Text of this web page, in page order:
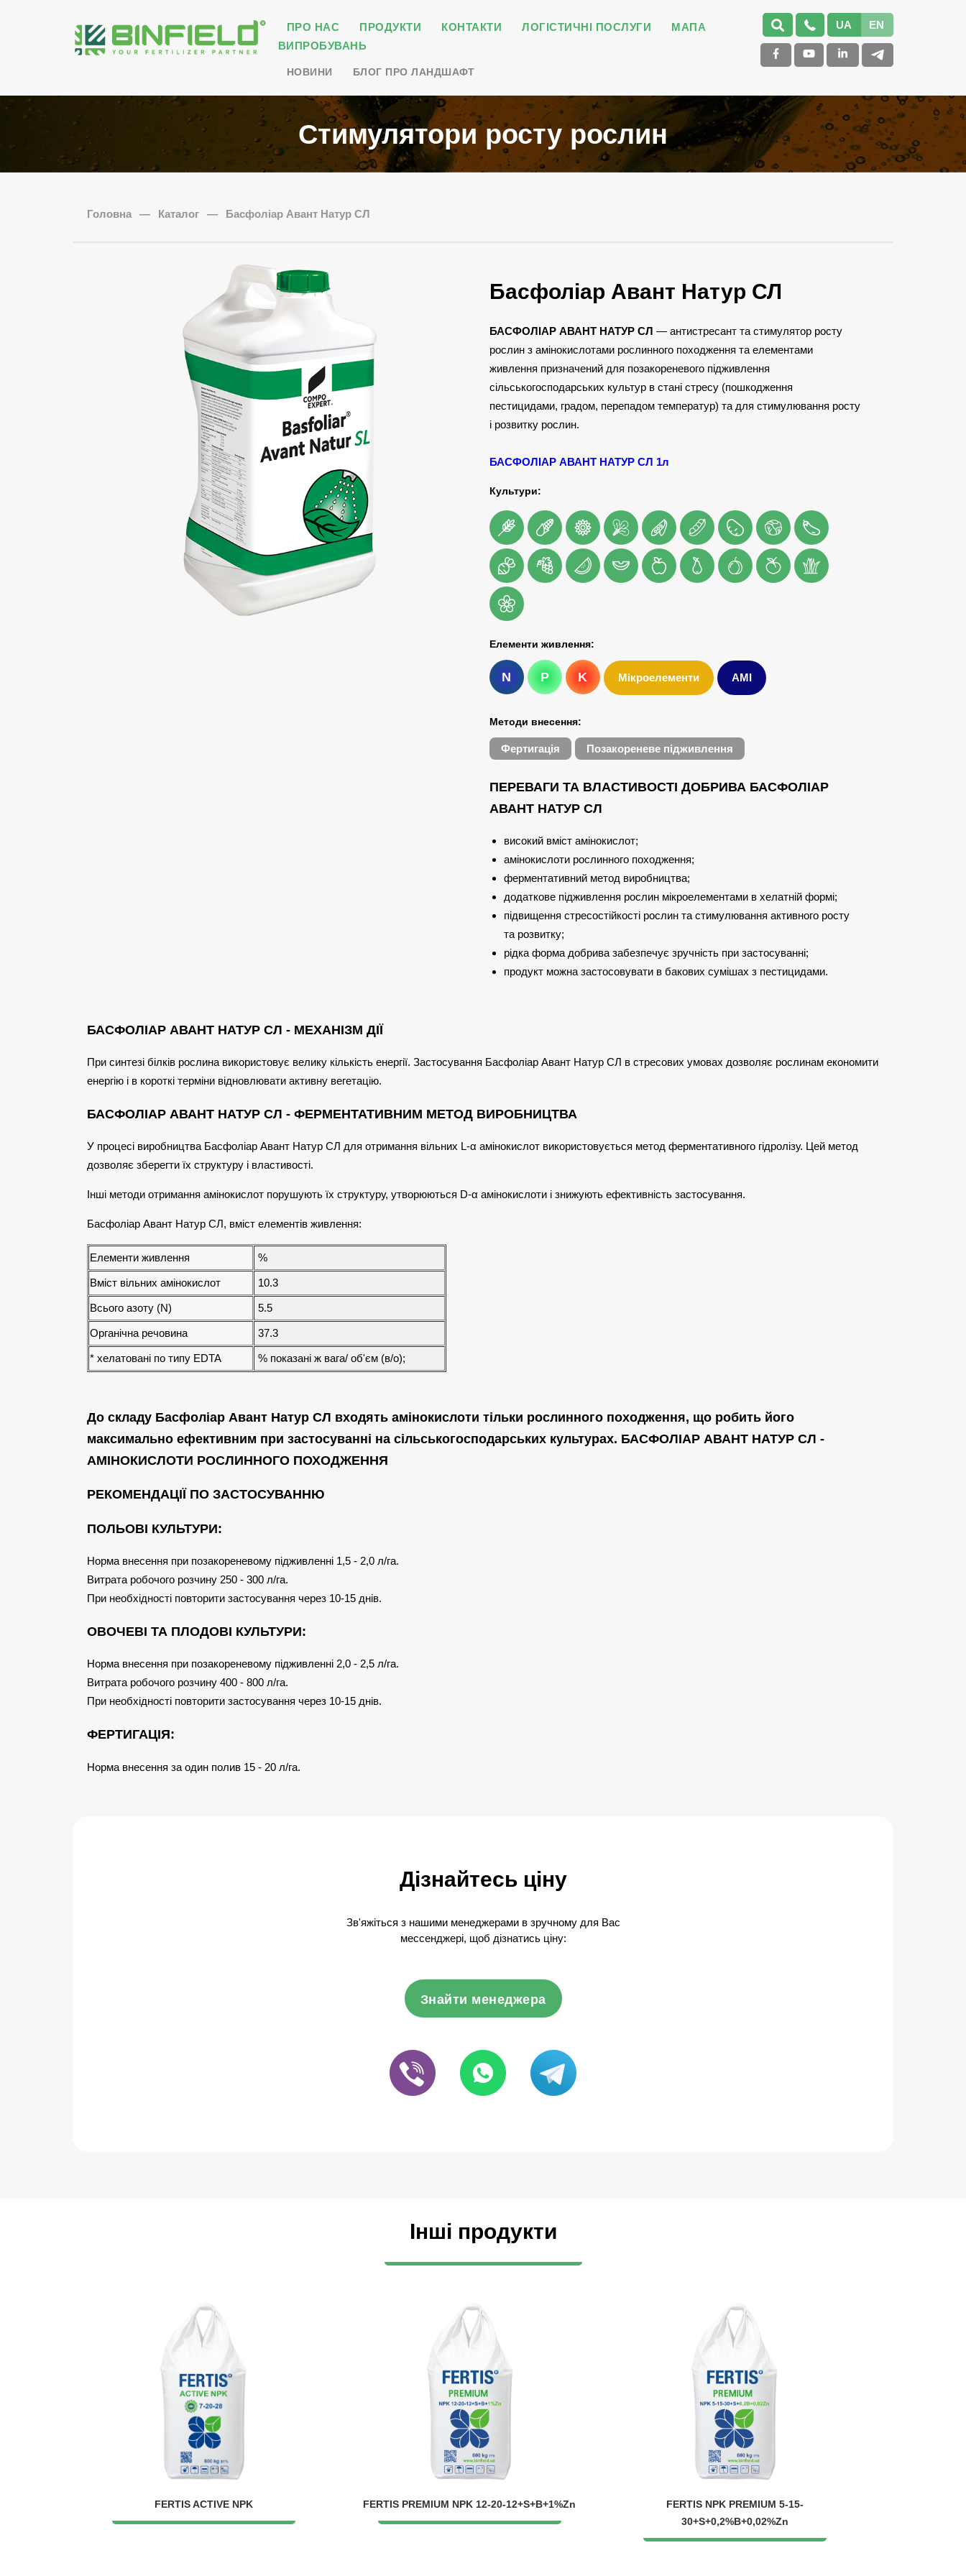
ПРО НАС ПРОДУКТИ КОНТАКТИ ЛОГІСТИЧНІ ПОСЛУГИ
МАПА
ВИПРОБУВАНЬ
НОВИНИ БЛОГ ПРО ЛАНДШАФТ
UA EN
Стимулятори росту рослин
Головна — Каталог — Басфоліар Авант Натур СЛ
Басфоліар Авант Натур СЛ
БАСФОЛІАР АВАНТ НАТУР СЛ — антистресант та стимулятор росту
рослин з амінокислотами рослинного походження та елементами
живлення призначений для позакореневого підживлення
сільськогосподарських культур в стані стресу (пошкодження
пестицидами, градом, перепадом температур) та для стимулювання росту
і розвитку рослин.
БАСФОЛІАР АВАНТ НАТУР СЛ 1л
Культури:
Елементи живлення:
N P K Мікроелементи AMI
Методи внесення:
Фертигація Позакореневе підживлення
ПЕРЕВАГИ ТА ВЛАСТИВОСТІ ДОБРИВА БАСФОЛІАР
АВАНТ НАТУР СЛ
високий вміст амінокислот;
амінокислоти рослинного походження;
ферментативний метод виробництва;
додаткове підживлення рослин мікроелементами в хелатній формі;
підвищення стресостійкості рослин та стимулювання активного росту
та розвитку;
рідка форма добрива забезпечує зручність при застосуванні;
продукт можна застосовувати в бакових сумішах з пестицидами.
БАСФОЛІАР АВАНТ НАТУР СЛ - МЕХАНІЗМ ДІЇ
При синтезі білків рослина використовує велику кількість енергії. Застосування Басфоліар Авант Натур СЛ в стресових умовах дозволяє рослинам економити
енергію і в короткі терміни відновлювати активну вегетацію.
БАСФОЛІАР АВАНТ НАТУР СЛ - ФЕРМЕНТАТИВНИМ МЕТОД ВИРОБНИЦТВА
У процесі виробництва Басфоліар Авант Натур СЛ для отримання вільних L-α амінокислот використовується метод ферментативного гідролізу. Цей метод
дозволяє зберегти їх структуру і властивості.
Інші методи отримання амінокислот порушують їх структуру, утворюються D-α амінокислоти і знижують ефективність застосування.
Басфоліар Авант Натур СЛ, вміст елементів живлення:
Елементи живлення %
Вміст вільних амінокислот 10.3
Всього азоту (N) 5.5
Органічна речовина 37.3
* хелатовані по типу EDTA % показані ж вага/ об'єм (в/о);
До складу Басфоліар Авант Натур СЛ входять амінокислоти тільки рослинного походження, що робить його
максимально ефективним при застосуванні на сільськогосподарських культурах. БАСФОЛІАР АВАНТ НАТУР СЛ -
АМІНОКИСЛОТИ РОСЛИННОГО ПОХОДЖЕННЯ
РЕКОМЕНДАЦІЇ ПО ЗАСТОСУВАННЮ
ПОЛЬОВІ КУЛЬТУРИ:
Норма внесення при позакореневому підживленні 1,5 - 2,0 л/га.
Витрата робочого розчину 250 - 300 л/га.
При необхідності повторити застосування через 10-15 днів.
ОВОЧЕВІ ТА ПЛОДОВІ КУЛЬТУРИ:
Норма внесення при позакореневому підживленні 2,0 - 2,5 л/га.
Витрата робочого розчину 400 - 800 л/га.
При необхідності повторити застосування через 10-15 днів.
ФЕРТИГАЦІЯ:
Норма внесення за один полив 15 - 20 л/га.
Дізнайтесь ціну
Зв'яжіться з нашими менеджерами в зручному для Вас
мессенджері, щоб дізнатись ціну:
Знайти менеджера
Інші продукти
FERTIS ACTIVE NPK FERTIS PREMIUM NPK 12-20-12+S+B+1%Zn
FERTIS NPK PREMIUM 5-15-
30+S+0,2%B+0,02%Zn